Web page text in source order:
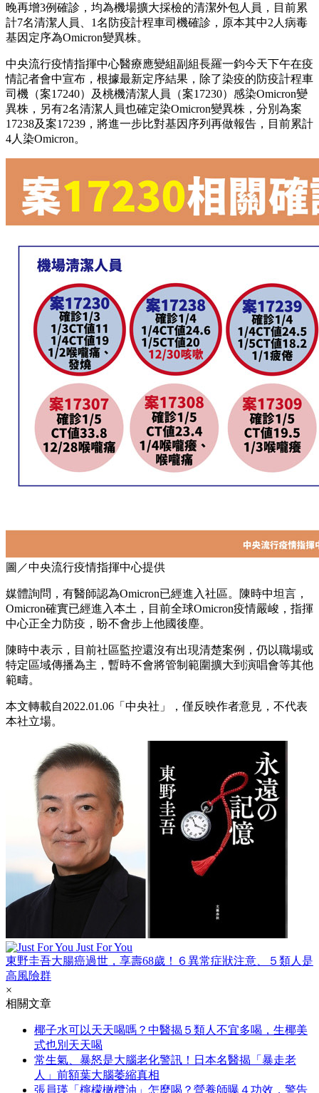
晚再增3例確診，均為機場擴大採檢的清潔外包人員，目前累
計7名清潔人員、1名防疫計程車司機確診，原本其中2人病毒
基因定序為Omicron變異株。
中央流行疫情指揮中心醫療應變組副組長羅一鈞今天下午在疫
情記者會中宣布，根據最新定序結果，除了染疫的防疫計程車
司機（案17240）及桃機清潔人員（案17230）感染Omicron變
異株，另有2名清潔人員也確定染Omicron變異株，分別為案
17238及案17239，將進一步比對基因序列再做報告，目前累計
4人染Omicron。
圖／中央流行疫情指揮中心提供
媒體詢問，有醫師認為Omicron已經進入社區。陳時中坦言，
Omicron確實已經進入本土，目前全球Omicron疫情嚴峻，指揮
中心正全力防疫，盼不會步上他國後塵。
陳時中表示，目前社區監控還沒有出現清楚案例，仍以職場或
特定區域傳播為主，暫時不會將管制範圍擴大到演唱會等其他
範疇。
本文轉載自2022.01.06「中央社」，僅反映作者意見，不代表
本社立場。
Just For You
東野圭吾大腸癌過世，享壽68歲！６異常症狀注意、５類人是
高風險群
×
相關文章
椰子水可以天天喝嗎？中醫揭５類人不宜多喝，生椰美
式也別天天喝
常生氣、暴怒是大腦老化警訊！日本名醫揭「暴走老
人」前額葉大腦萎縮真相
張員瑛「檸檬橄欖油」怎麼喝？營養師曝４功效，警告